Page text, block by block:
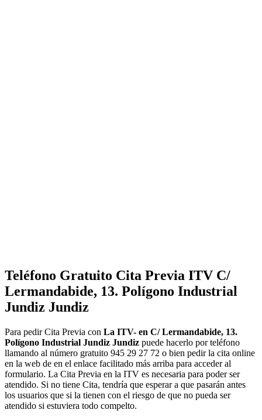
Teléfono Gratuito Cita Previa ITV C/
Lermandabide, 13. Polígono Industrial
Jundiz Jundiz
Para pedir Cita Previa con La ITV- en C/ Lermandabide, 13.
Polígono Industrial Jundiz Jundiz puede hacerlo por teléfono
llamando al número gratuito 945 29 27 72 o bien pedir la cita online
en la web de en el enlace facilitado más arriba para acceder al
formulario. La Cita Previa en la ITV es necesaria para poder ser
atendido. Si no tiene Cita, tendría que esperar a que pasarán antes
los usuarios que si la tienen con el riesgo de que no pueda ser
atendido si estuviera todo compelto.